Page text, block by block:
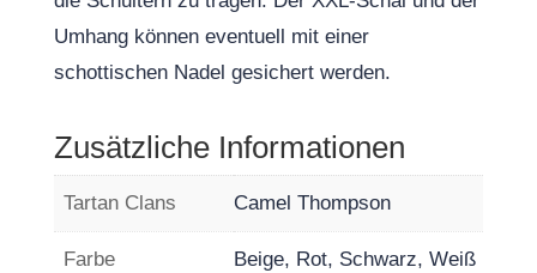
Umhang können eventuell mit einer
schottischen Nadel gesichert werden.
Zusätzliche Informationen
Tartan Clans Camel Thompson
Farbe Beige, Rot, Schwarz, Weiß